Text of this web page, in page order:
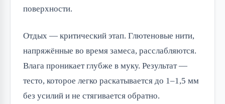
поверхности.
Отдых — критический этап. Глютеновые нити,
напряжённые во время замеса, расслабляются.
Влага проникает глубже в муку. Результат —
тесто, которое легко раскатывается до 1–1,5 мм
без усилий и не стягивается обратно.